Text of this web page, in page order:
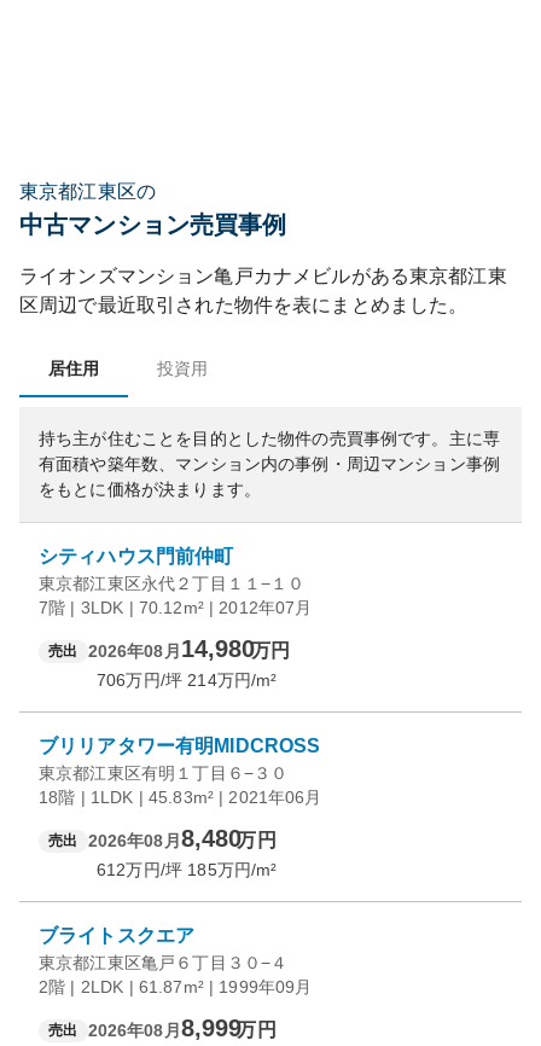
東京都江東区の
中古マンション売買事例
ライオンズマンション亀戸カナメビルがある東京都江東
区周辺で最近取引された物件を表にまとめました。
居住用 投資用
持ち主が住むことを目的とした物件の売買事例です。 主に専
有面積や築年数、マンション内の事例・周辺マンション事例
をもとに価格が決まります。
シティハウス門前仲町
東京都江東区永代２丁目１１−１０
7階 | 3LDK | 70.12m² | 2012年07月
売出 2026年08月 14,980万円
706万円/坪 214万円/m²
ブリリアタワー有明MIDCROSS
東京都江東区有明１丁目６−３０
18階 | 1LDK | 45.83m² | 2021年06月
売出 2026年08月 8,480万円
612万円/坪 185万円/m²
ブライトスクエア
東京都江東区亀戸６丁目３０−４
2階 | 2LDK | 61.87m² | 1999年09月
売出 2026年08月 8,999万円